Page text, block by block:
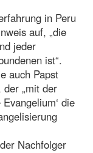
in Peru
auf, „die
jeder
ist“.
auch Papst
der „mit der
die
Nachfolger